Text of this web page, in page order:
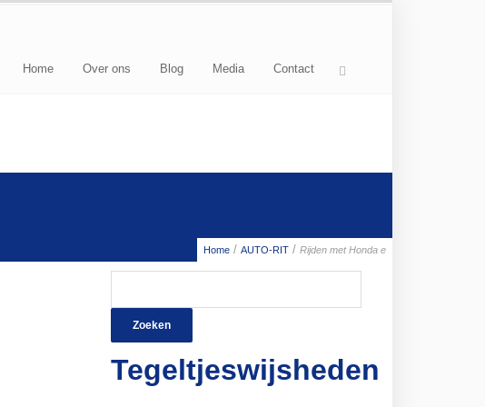
Home Over ons Blog Media Contact
Home / AUTO-RIT / Rijden met Honda e
Tegeltjeswijsheden